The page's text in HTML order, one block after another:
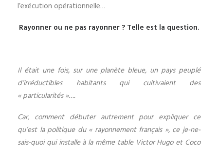
l’exécution opérationnelle…
Rayonner ou ne pas rayonner ? Telle est la question.
Il était une fois, sur une planète bleue, un pays peuplé
d’irréductibles habitants qui cultivaient des
« particularités »….
Car, comment débuter autrement pour expliquer ce
qu’est la politique du « rayonnement français », ce je-ne-
sais-quoi qui installe à la même table Victor Hugo et Coco